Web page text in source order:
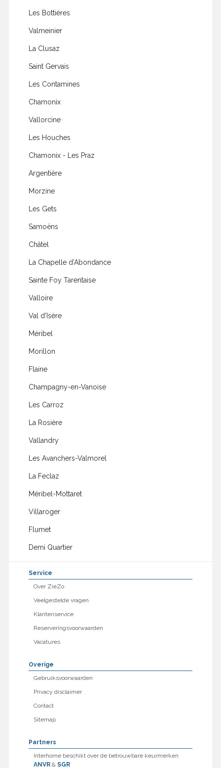
Les Bottières
Valmeinier
La Clusaz
Saint Gervais
Les Contamines
Chamonix
Vallorcine
Les Houches
Chamonix - Les Praz
Argentière
Morzine
Les Gets
Samoëns
Châtel
La Chapelle d'Abondance
Sainte Foy Tarentaise
Valloire
Val d'Isère
Méribel
Morillon
Flaine
Champagny-en-Vanoise
Les Carroz
La Rosière
Vallandry
Les Avanchers-Valmorel
La Feclaz
Méribel-Mottaret
Villaroger
Flumet
Demi Quartier
Service
Over ZieZo
Veelgestelde vragen
Klantenservice
Reserveringsvoorwaarden
Vacatures
Overige
Gebruiksvoorwaarden
Privacy disclaimer
Contact
Sitemap
Partners
Interhome beschikt over de betrouwbare keurmerken
ANVR& SGR